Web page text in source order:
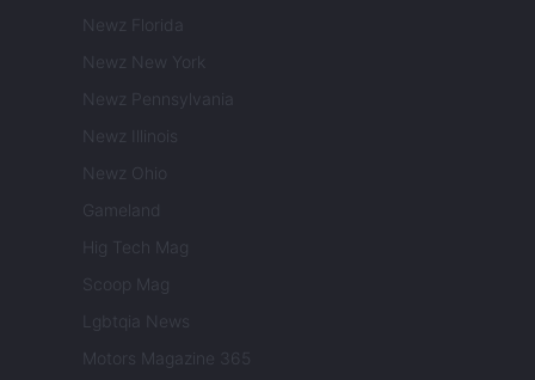
Newz Florida
Newz New York
Newz Pennsylvania
Newz Illinois
Newz Ohio
Gameland
Hig Tech Mag
Scoop Mag
Lgbtqia News
Motors Magazine 365